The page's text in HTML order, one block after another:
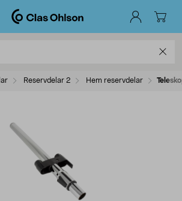
Reservdelar 2 Hem reservdelar